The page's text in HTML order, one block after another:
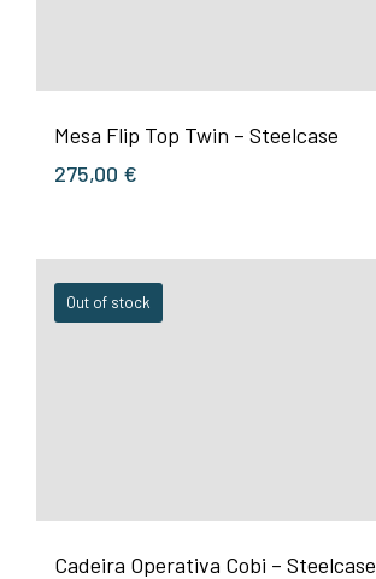
Mesa Flip Top Twin – Steelcase
275,00 €
Out of stock
Cadeira Operativa Cobi – Steelcase